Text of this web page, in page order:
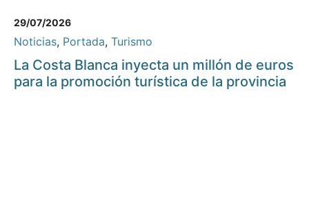
29/07/2026
Noticias, Portada, Turismo
La Costa Blanca inyecta un millón de euros
para la promoción turística de la provincia